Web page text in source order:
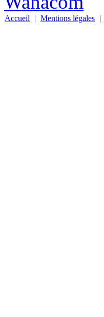
Accueil | Mentions légales |